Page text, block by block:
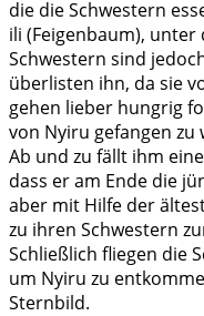
die die Schwestern
ili (Feigenbaum),
Schwestern sind
überlisten ihn, da sie
gehen lieber hungrig
von Nyiru gefangen zu
Ab und zu fällt ihm
dass er am Ende die
aber mit Hilfe der
zu ihren Schwestern
Schließlich fliegen die
um Nyiru zu
Sternbild.